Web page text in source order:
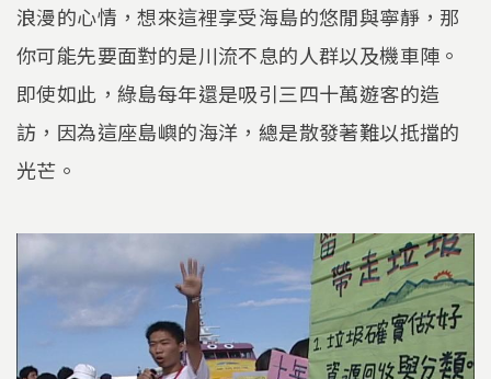
浪漫的心情，想來這裡享受海島的悠閒與寧靜，那
你可能先要面對的是川流不息的人群以及機車陣。
即使如此，綠島每年還是吸引三四十萬遊客的造
訪，因為這座島嶼的海洋，總是散發著難以抵擋的
光芒。